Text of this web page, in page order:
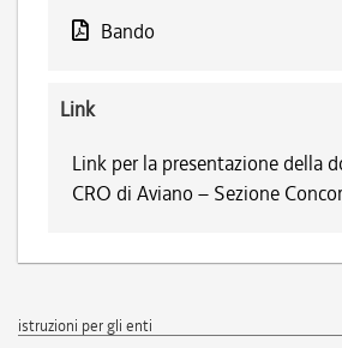
Bando
Link
Link per la presentazione della
CRO di Aviano – Sezione
istruzioni per gli enti